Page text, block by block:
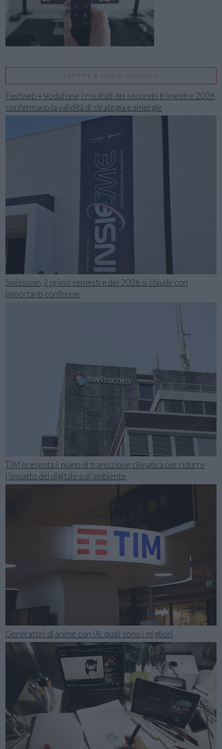
TARIFFE & NEWS: MONDO3
Fastweb + Vodafone, i risultati del secondo trimestre 2026
confermano la validità di strategia e sinergie
Swisscom, il primo semestre del 2026 si chiude con
importanti conferme
TIM presenta il piano di transizione climatica per ridurre
l’impatto del digitale sull’ambiente
Generatori di anime con IA: quali sono i migliori